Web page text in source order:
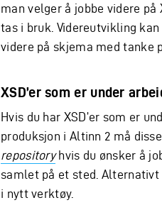
man velger å jobbe videre
tas i bruk. Videreutvikling
videre på skjema med tanke
XSD’er som er under
Hvis du har XSD’er som er
produksjon i Altinn 2 må
repositoryhvis du ønsker å
samlet på et sted.
i nytt verktøy.